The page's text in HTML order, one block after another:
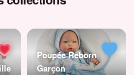
Poupée Reborn
Garçon